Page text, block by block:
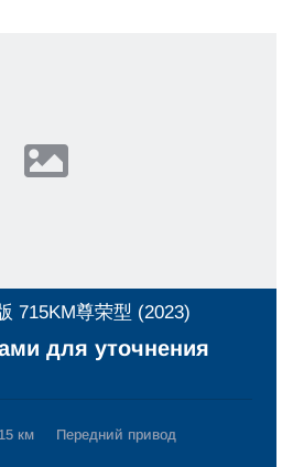
715KM尊荣型 (2023)
для уточнения
км Передний привод